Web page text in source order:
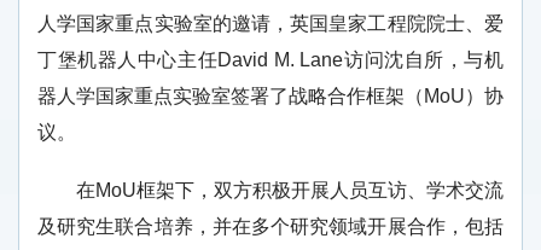
人学国家重点实验室的邀请，英国皇家工程院院士、爱
丁堡机器人中心主任David M. Lane访问沈自所，与机
器人学国家重点实验室签署了战略合作框架（MoU）协
议。
在MoU框架下，双方积极开展人员互访、学术交流
及研究生联合培养，并在多个研究领域开展合作，包括